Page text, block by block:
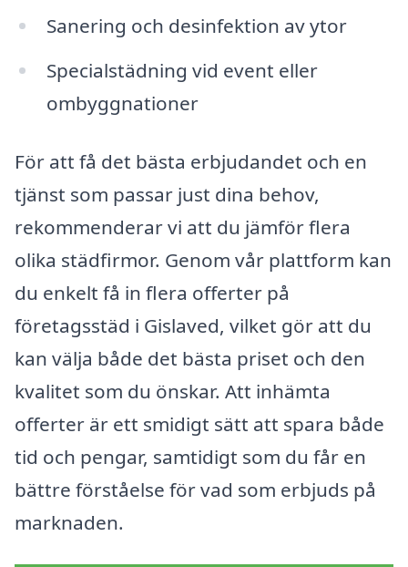
Sanering och desinfektion av ytor
Specialstädning vid event eller
ombyggnationer
För att få det bästa erbjudandet och en
tjänst som passar just dina behov,
rekommenderar vi att du jämför flera
olika städfirmor. Genom vår plattform kan
du enkelt få in flera offerter på
företagsstäd i Gislaved, vilket gör att du
kan välja både det bästa priset och den
kvalitet som du önskar. Att inhämta
offerter är ett smidigt sätt att spara både
tid och pengar, samtidigt som du får en
bättre förståelse för vad som erbjuds på
marknaden.